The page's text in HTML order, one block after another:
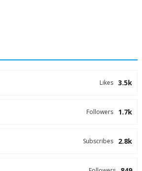
3.5k
Likes
1.7k
Followers
2.8k
Subscribes